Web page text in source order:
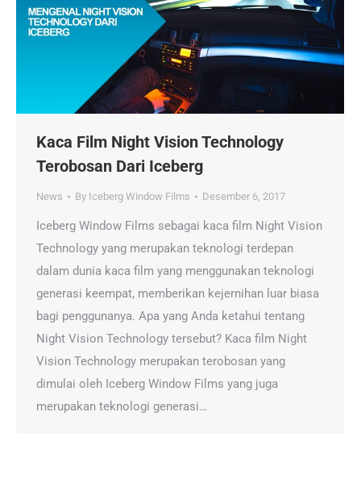
Kaca Film Night Vision Technology
Terobosan Dari Iceberg
News By Iceberg Window Films Desember 6, 2017
Iceberg Window Films sebagai kaca film Night Vision
Technology yang merupakan teknologi terdepan
dalam dunia kaca film yang menggunakan teknologi
generasi keempat, memberikan kejernihan luar biasa
bagi penggunanya. Apa yang Anda ketahui tentang
Night Vision Technology tersebut? Kaca film Night
Vision Technology merupakan terobosan yang
dimulai oleh Iceberg Window Films yang juga
merupakan teknologi generasi…